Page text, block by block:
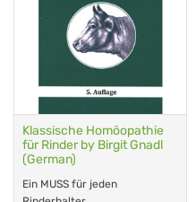
Klassische Homöopathie
für Rinder by Birgit Gnadl
(German)
Ein MUSS für jeden